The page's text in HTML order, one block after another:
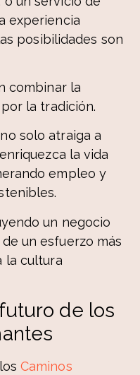
experiencia
posibilidades son
combinar la
la tradición.
solo atraiga a
la vida
empleo y
un negocio
un esfuerzo más
la cultura
de los
Caminos